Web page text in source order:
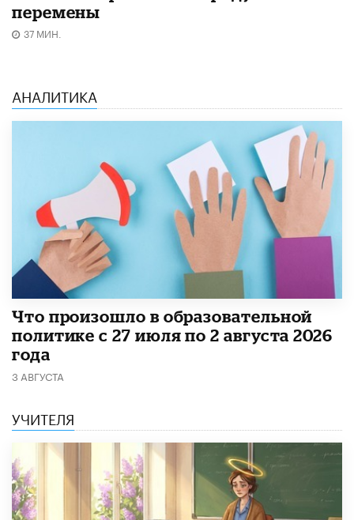
перемены
37 МИН.
АНАЛИТИКА
​Что произошло в образовательной
политике с 27 июля по 2 августа 2026
года
3 АВГУСТА
УЧИТЕЛЯ